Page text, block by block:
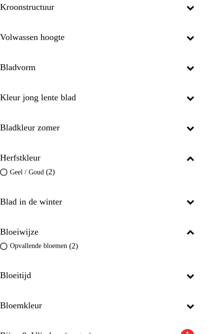
Kroonstructuur
Volwassen hoogte
Bladvorm
Kleur jong lente blad
Bladkleur zomer
Herfstkleur
Geel / Goud (2)
Blad in de winter
Bloeiwijze
Opvallende bloemen (2)
Bloeitijd
Bloemkleur